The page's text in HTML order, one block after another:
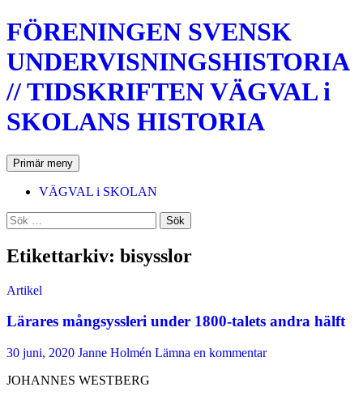
Hoppa
till
innehåll
FÖRENINGEN SVENSK
UNDERVISNINGSHISTORIA
// TIDSKRIFTEN VÄGVAL i
SKOLANS HISTORIA
SökPrimär meny
VÄGVAL i SKOLAN
Sök
efter:
Etikettarkiv: bisysslor
Artikel
Lärares mångsyssleri under 1800-talets andra hälft
30 juni, 2020 Janne Holmén Lämna en kommentar
JOHANNES WESTBERG